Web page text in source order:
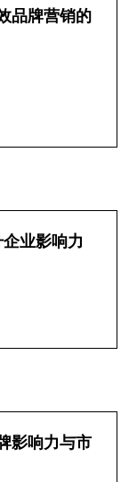
品牌营销的
业影响力
影响力与市